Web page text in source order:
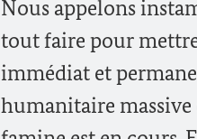
Nous appelons
tout faire pour
immédiat et
humanitaire massive